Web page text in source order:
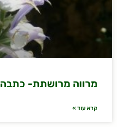
מרווה מרושתת- כתבה
קרא עוד »